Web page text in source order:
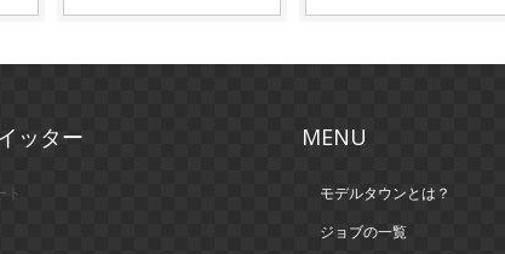
ッター
ト
MENU
モデルタウンとは？
ジョブの一覧